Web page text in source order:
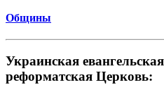
Общины
Украинская евангельская
реформатская Церковь: